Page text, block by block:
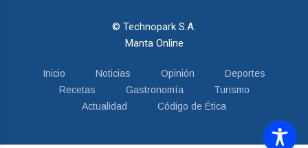
© Technopark S.A.
Manta Online
Inicio Noticias Opinión
Deportes
Recetas
Gastronomía
Turismo
Actualidad
Código de Ética